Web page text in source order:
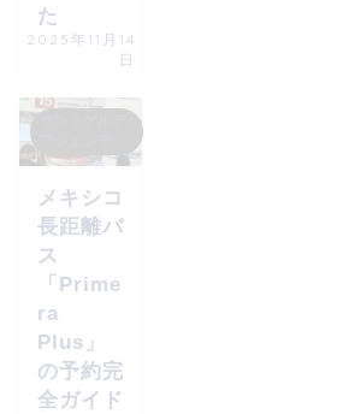
た
2025年11月14
日
メキシコ
長距離バ
ス
「Prime
ra
Plus」
の予約完
全ガイド